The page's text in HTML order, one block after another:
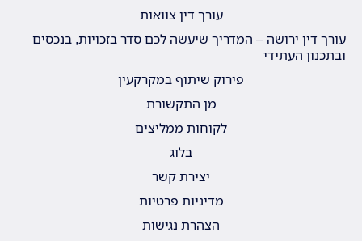
עורך דין צוואות
עורך דין ירושה – המדריך שיעשה לכם סדר בזכויות, בנכסים
ובתכנון העתידי
פירוק שיתוף במקרקעין
מן התקשורת
לקוחות ממליצים
בלוג
יצירת קשר
מדיניות פרטיות
הצהרת נגישות